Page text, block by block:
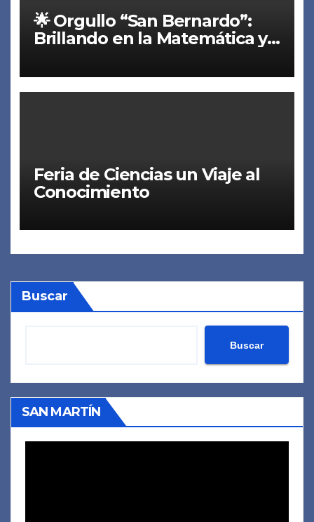
🌟 Orgullo “San Bernardo”:
Brillando en la Matemática y
Feria de Ciencias un Viaje al
Conocimiento
Buscar
Buscar
SAN MARTÍN